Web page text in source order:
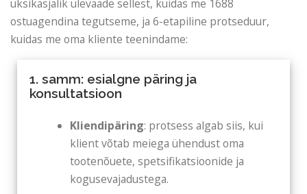
üksikasjalik ülevaade sellest, kuidas me 1688
ostuagendina tegutseme, ja 6-etapiline protseduur,
kuidas me oma kliente teenindame:
1. samm: esialgne päring ja
konsultatsioon
Kliendipäring: protsess algab siis, kui
klient võtab meiega ühendust oma
tootenõuete, spetsifikatsioonide ja
kogusevajadustega.